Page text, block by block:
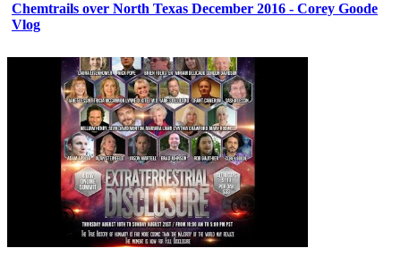
Chemtrails over North Texas December 2016 - Corey Goode
Vlog